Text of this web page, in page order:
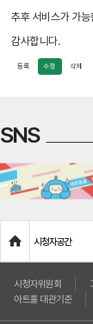
5. 민원 처리
있어 신
해서는
6. 재발 방지
민원 접
민원 처
추후 서비스가 가
감사합니다.
등록 수정 삭제
SNS
Home
시청자공간
시청자위원회
아트홀 대관기준